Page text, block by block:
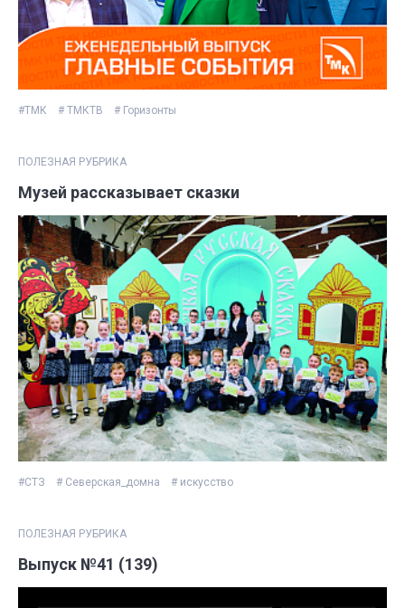
#ТМК # ТМКТВ # Горизонты
ПОЛЕЗНАЯ РУБРИКА
Музей рассказывает сказки
#СТЗ # Северская_домна # искусство
ПОЛЕЗНАЯ РУБРИКА
Выпуск №41 (139)